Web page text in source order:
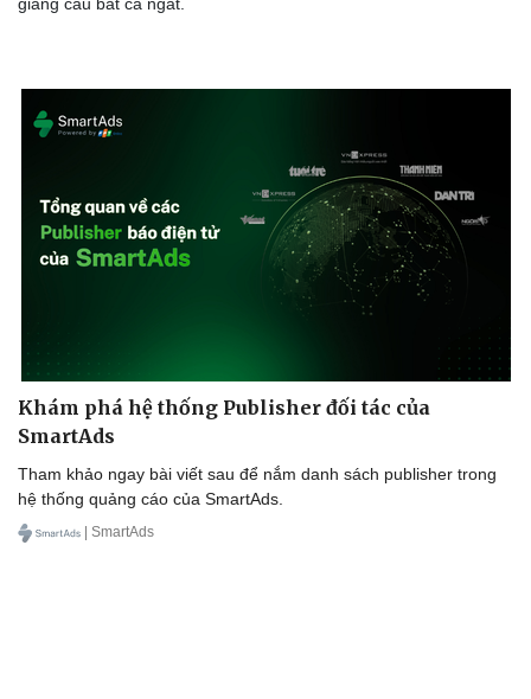
Khám phá hệ thống Publisher đối tác của
SmartAds
Tham khảo ngay bài viết sau để nắm danh sách publisher trong
hệ thống quảng cáo của SmartAds.
| SmartAds